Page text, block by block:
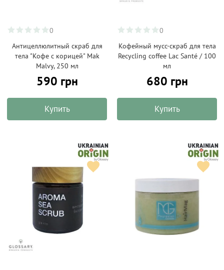
0
Антицеллюлитный скраб для
тела "Кофе с корицей" Mak
Malvy, 250 мл
590 грн
Купить
0
Кофейный мусс-скраб для тела
Recycling coffee Lac Santé / 100
мл
680 грн
Купить